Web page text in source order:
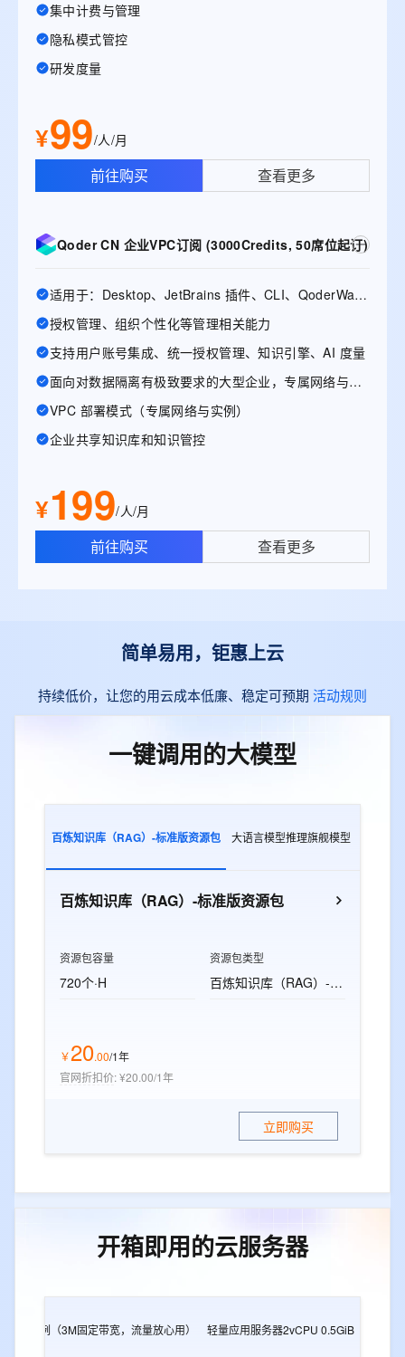
集中计费与管理
隐私模式管控
研发度量
¥99/人/月
前往购买 查看更多
Qoder CN 企业VPC订阅 (3000Credits, 50席位起订)
适用于：Desktop、JetBrains 插件、CLI、QoderWake、Mobile
授权管理、组织个性化等管理相关能力
支持用户账号集成、统一授权管理、知识引擎、AI 度量
面向对数据隔离有极致要求的大型企业，专属网络与实例
VPC 部署模式（专属网络与实例）
企业共享知识库和知识管控
¥199/人/月
前往购买 查看更多
简单易用，钜惠上云
持续低价，让您的用云成本低廉、稳定可预期 活动规则
一键调用的大模型
百炼知识库（RAG）-标准版资源包 大语言模型推理旗舰模型
百炼知识库（RAG）-标准版资源包
资源包容量
720个·H
资源包类型
百炼知识库（RAG）-标准版资源包
￥20.00/1年
官网折扣价:¥20.00/1年
立即购买
开箱即用的云服务器
e实例（3M固定带宽，流量放心用） 轻量应用服务器2vCPU 0.5GiB